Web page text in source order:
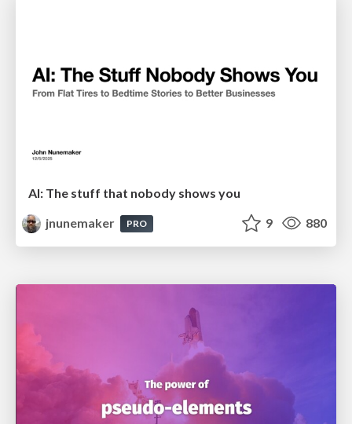
AI: The stuff that nobody shows you
jnunemaker
PRO 9 880